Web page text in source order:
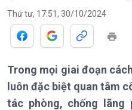
Thứ tư, 17:51, 30/10/2024
Trong mọi giai đoạn
luôn đặc biệt quan tâm
tác phòng, chống lãng